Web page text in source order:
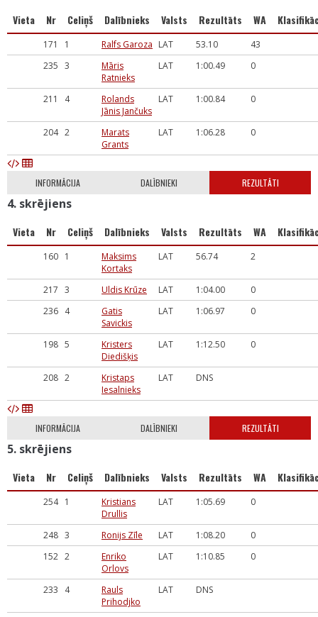
Vieta Nr Celiņš Dalībnieks Valsts Rezultāts WA
171 1 Ralfs Garoza LAT 53.10
43
235 3
Māris
Ratnieks
LAT 1:00.49 0
211 4
Rolands
Jānis Jančuks
LAT 1:00.84 0
204 2
Marats
Grants
LAT 1:06.28 0
INFORMĀCIJA DALĪBNIEKI REZULTĀTI
4. skrējiens
Vieta Nr Celiņš Dalībnieks Valsts Rezultāts WA
160 1
Maksims
Kortaks
LAT 56.74 2
217 3 Uldis Krūze LAT 1:04.00
0
236 4
Gatis
Savickis
LAT 1:06.97 0
198 5
Kristers
Diedišķis
LAT 1:12.50 0
208 2
Kristaps
Iesalnieks
LAT DNS
INFORMĀCIJA DALĪBNIEKI REZULTĀTI
5. skrējiens
Vieta Nr Celiņš Dalībnieks Valsts Rezultāts WA
254 1
Kristians
Drullis
LAT 1:05.69 0
248 3 Ronijs Zīle LAT 1:08.20
0
152 2
Enriko
Orlovs
LAT 1:10.85 0
233 4
Rauls
Prihodjko
LAT DNS